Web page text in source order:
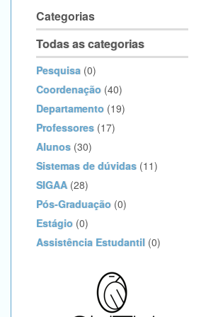
Categorias
Todas as categorias
Pesquisa (0)
Coordenação (40)
Departamento (19)
Professores (17)
Alunos (30)
Sistemas de dúvidas (11)
SIGAA (28)
Pós-Graduação (0)
Estágio (0)
Assistência Estudantil (0)